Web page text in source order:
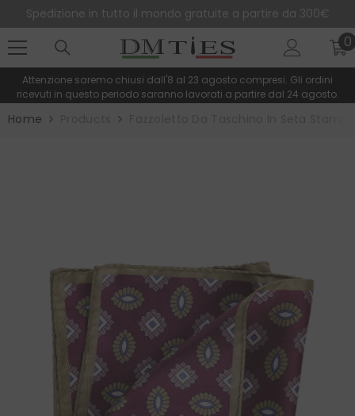
Spedizione in tutto il mondo gratuite a partire da 300€
00
Attenzione saremo chiusi dall'8 al 23 agosto compresi. Gli ordini
ricevuti in questo periodo saranno lavorati a partire dal 24 agosto.
Home